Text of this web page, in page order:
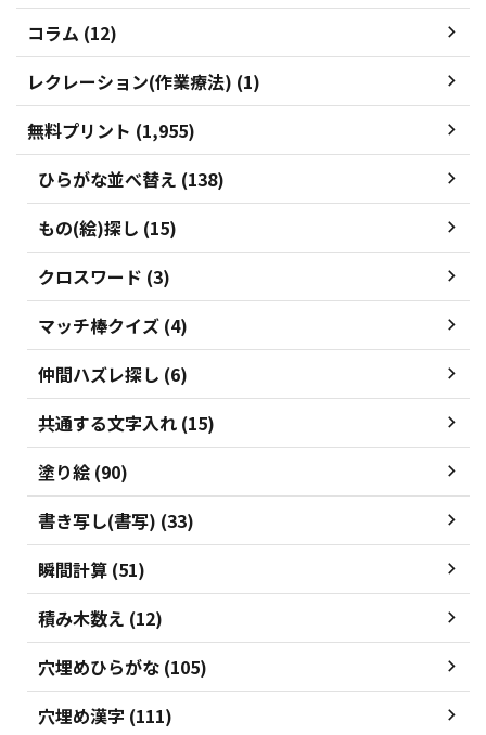
コラム (12)
レクレーション(作業療法) (1)
無料プリント (1,955)
ひらがな並べ替え (138)
もの(絵)探し (15)
クロスワード (3)
マッチ棒クイズ (4)
仲間ハズレ探し (6)
共通する文字入れ (15)
塗り絵 (90)
書き写し(書写) (33)
瞬間計算 (51)
積み木数え (12)
穴埋めひらがな (105)
穴埋め漢字 (111)